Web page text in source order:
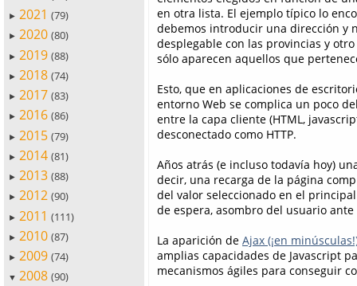
► 2021 (79)
► 2020 (80)
► 2019 (88)
► 2018 (74)
► 2017 (83)
► 2016 (86)
► 2015 (79)
► 2014 (81)
► 2013 (88)
► 2012 (90)
► 2011 (111)
► 2010 (87)
► 2009 (74)
▼ 2008 (90)
en otra lista. El ejemplo típico lo
debemos introducir una dirección y
desplegable con las provincias y
sólo aparecen aquellos que
Esto, que en aplicaciones de
entorno Web se complica un poco
entre la capa cliente (HTML,
desconectado como HTTP.
Años atrás (e incluso todavía hoy)
decir, una recarga de la página
del valor seleccionado en el
de espera, asombro del usuario
La aparición de Ajax (¡en
amplias capacidades de Javascript
mecanismos ágiles para conseguir